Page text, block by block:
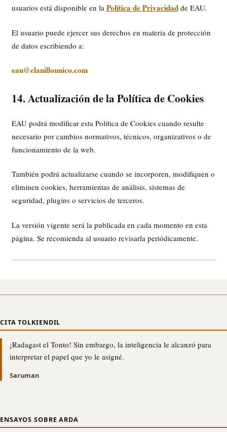
usuarios está disponible en la Política de Privacidadde EAU.
El usuario puede ejercer sus derechos en materia de protección
de datos escribiendo a:
eau@elanillounico.com
14. Actualización de la Política de Cookies
EAU podrá modificar esta Política de Cookies cuando resulte
necesario por cambios normativos, técnicos, organizativos o de
funcionamiento de la web.
También podrá actualizarse cuando se incorporen, modifiquen o
eliminen cookies, herramientas de análisis, sistemas de
seguridad, plugins o servicios de terceros.
La versión vigente será la publicada en cada momento en esta
página. Se recomienda al usuario revisarla periódicamente.
CITA TOLKIENDIL
¡Radagast el Tonto! Sin embargo, la inteligencia le alcanzó para
interpretar el papel que yo le asigné.
Saruman
ENSAYOS SOBRE ARDA